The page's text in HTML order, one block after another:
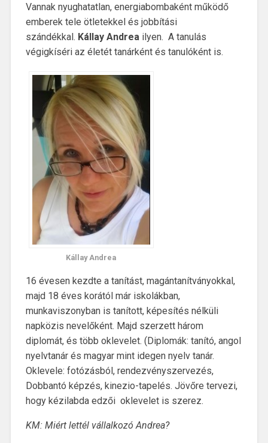
Vannak nyughatatlan, energiabombaként működő
emberek tele ötletekkel és jobbítási
szándékkal. Kállay Andrea ilyen. A tanulás
végigkíséri az életét tanárként és tanulóként is.
Kállay Andrea
16 évesen kezdte a tanítást, magántanítványokkal,
majd 18 éves korától már iskolákban,
munkaviszonyban is tanított, képesítés nélküli
napközis nevelőként. Majd szerzett három
diplomát, és több oklevelet. (Diplomák: tanító, angol
nyelvtanár és magyar mint idegen nyelv tanár.
Oklevele: fotózásból, rendezvényszervezés,
Dobbantó képzés, kinezio-tapelés. Jövőre tervezi,
hogy kézilabda edzői oklevelet is szerez.
KM: Miért lettél vállalkozó Andrea?